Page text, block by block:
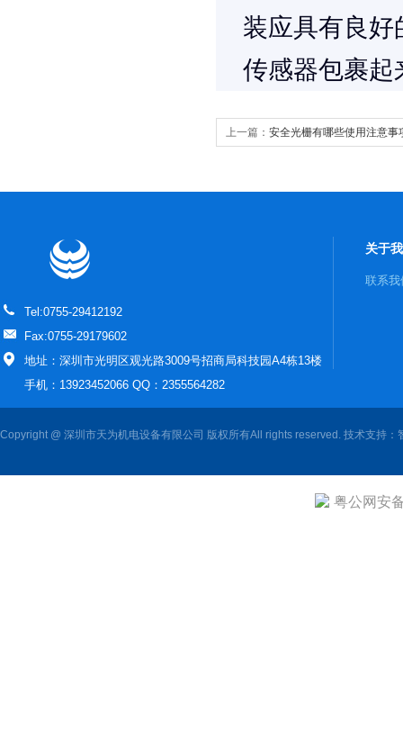
装应具有良
传感器包裹起
上一篇： 安全光栅有哪些使用注意事
Tel:0755-29412192
Fax:0755-29179602
地址：深圳市光明区观光路3009号招商局科技园A4栋13楼
手机：13923452066 QQ：2355564282
关于
联系我
Copyright @ 深圳市天为机电设备有限公司 版权所有All rights reserved. 技术支持：
粤公网安